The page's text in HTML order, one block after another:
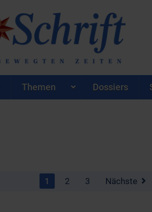
Themen Dossiers
1 2 3 Nächste